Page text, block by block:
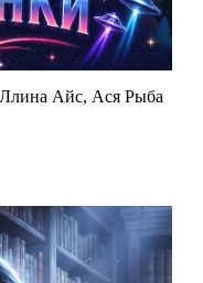
Айс, Ася Рыба